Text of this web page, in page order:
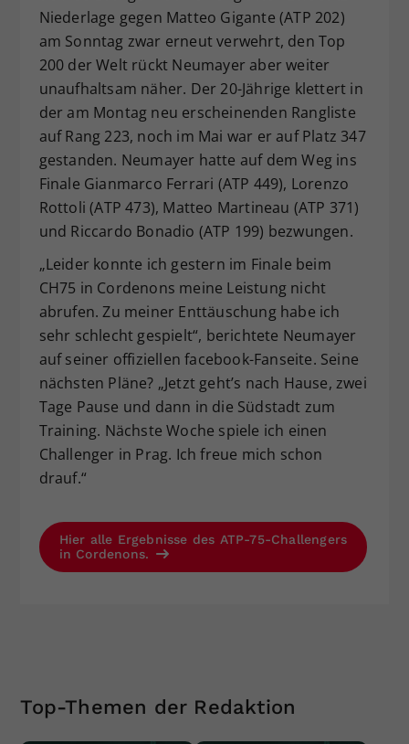
Niederlage gegen Matteo Gigante (ATP 202)
am Sonntag zwar erneut verwehrt, den Top
200 der Welt rückt Neumayer aber weiter
unaufhaltsam näher. Der 20-Jährige klettert in
der am Montag neu erscheinenden Rangliste
auf Rang 223, noch im Mai war er auf Platz 347
gestanden. Neumayer hatte auf dem Weg ins
Finale Gianmarco Ferrari (ATP 449), Lorenzo
Rottoli (ATP 473), Matteo Martineau (ATP 371)
und Riccardo Bonadio (ATP 199) bezwungen.
„Leider konnte ich gestern im Finale beim
CH75 in Cordenons meine Leistung nicht
abrufen. Zu meiner Enttäuschung habe ich
sehr schlecht gespielt“, berichtete Neumayer
auf seiner offiziellen facebook-Fanseite. Seine
nächsten Pläne? „Jetzt geht’s nach Hause, zwei
Tage Pause und dann in die Südstadt zum
Training. Nächste Woche spiele ich einen
Challenger in Prag. Ich freue mich schon
drauf.“
Hier alle Ergebnisse des ATP-75-Challengers
in Cordenons.
Top-Themen der Redaktion
Zweck
Dieser Wert speichert Ihre Consent-
Einstellungen. Unter anderem eine
zufällig generierte ID, für die
historische Speicherung Ihrer
vorgenommen Einstellungen, falls der
Webseiten-Betreiber dies eingestellt
hat.